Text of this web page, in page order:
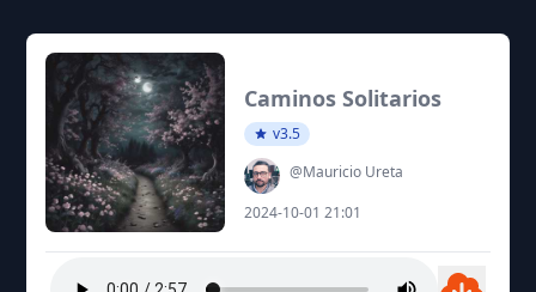
Caminos Solitarios
v3.5
@Mauricio Ureta
2024-10-01 21:01